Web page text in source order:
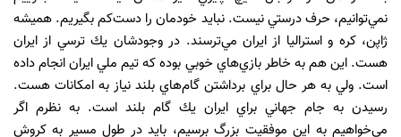
نمي‌توانيم، حرف درستي نيست. نبايد خودمان را دست‌كم بگيريم. هميشه
ژاپن، كره و استراليا از ايران مي‌ترسند. در وجودشان يك ترسي از ايران
هست. اين هم به خاطر بازي‌هاي خوبي بوده كه تيم ‌ملي ايران انجام داده
است. ولي به ‌هر‌ حال براي برداشتن گام‌هاي بلند نياز به امكانات هست.
رسيدن به جام ‌جهاني‌ براي ايران يك گام بلند است. به نظرم اگر
مي‌خواهيم به اين موفقيت بزرگ برسيم، بايد در طول مسير به كروش